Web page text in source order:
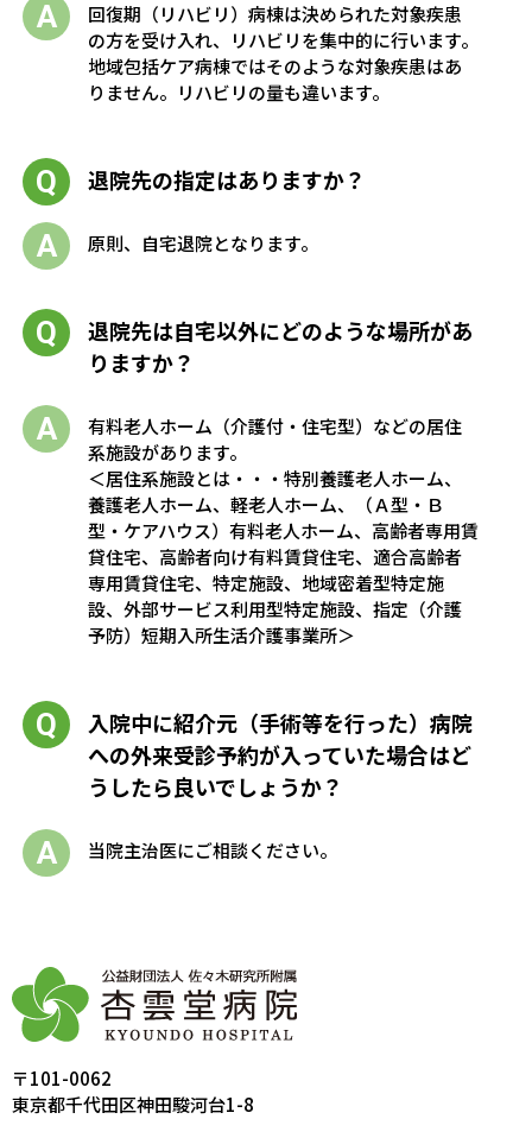
回復期（リハビリ）病棟は決められた対象疾患
の方を受け入れ、リハビリを集中的に行います。
地域包括ケア病棟ではそのような対象疾患はあ
りません。リハビリの量も違います。
退院先の指定はありますか？
原則、自宅退院となります。
退院先は自宅以外にどのような場所があ
りますか？
有料老人ホーム（介護付・住宅型）などの居住
系施設があります。
＜居住系施設とは・・・特別養護老人ホーム、
養護老人ホーム、軽老人ホーム、（Ａ型・Ｂ
型・ケアハウス）有料老人ホーム、高齢者専用賃
貸住宅、高齢者向け有料賃貸住宅、適合高齢者
専用賃貸住宅、特定施設、地域密着型特定施
設、外部サービス利用型特定施設、指定（介護
予防）短期入所生活介護事業所＞
入院中に紹介元（手術等を行った）病院
への外来受診予約が入っていた場合はど
うしたら良いでしょうか？
当院主治医にご相談ください。
〒101-0062
東京都千代田区神田駿河台1-8